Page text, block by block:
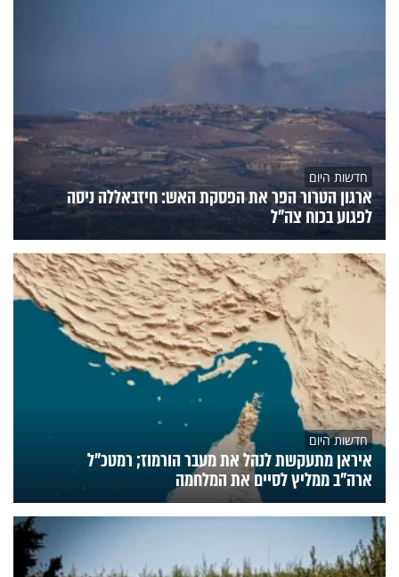
חדשות היום
ארגון הטרור הפר את הפסקת האש: חיזבאללה ניסה
לפגוע בכוח צה"ל
חדשות היום
איראן מתעקשת לנהל את מעבר הורמוז; רמטכ"ל
ארה"ב ממליץ לסיים את המלחמה